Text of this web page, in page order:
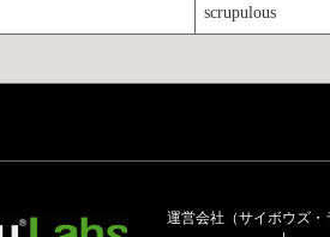
scrupulous
運営会社（サイボウズ・